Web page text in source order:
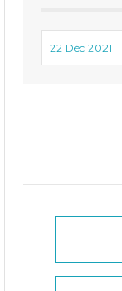
22 Déc 2021